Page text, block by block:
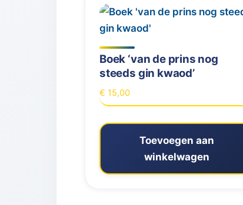
Boek ‘van de prins nog
steeds gin kwaod’
€ 15,00
Toevoegen aan
winkelwagen